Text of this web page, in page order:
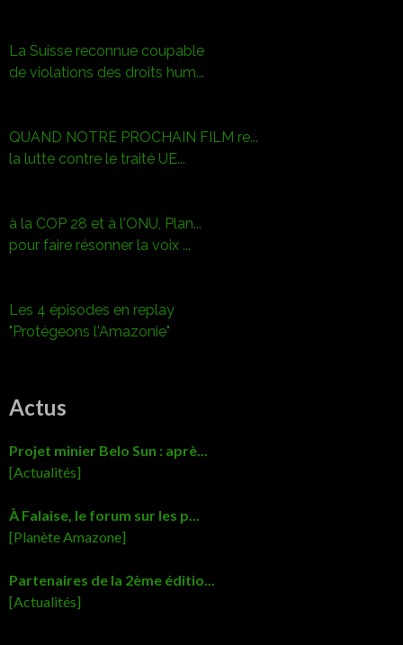
La Suisse reconnue coupable
de violations des droits hum...
QUAND NOTRE PROCHAIN FILM re...
la lutte contre le traité UE...
à la COP 28 et à l'ONU, Plan...
pour faire résonner la voix ...
Les 4 épisodes en replay
"Protégeons l'Amazonie"
Actus
Projet minier Belo Sun : aprè...
[Actualités]
À Falaise, le forum sur les p...
[Planète Amazone]
Partenaires de la 2ème éditio...
[Actualités]